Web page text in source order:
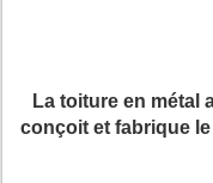
La toiture en métal
conçoit et fabrique